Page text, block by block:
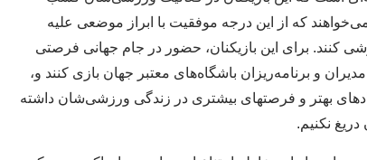
که از این درجه موفقیت با ابراز موضعی علیه
کنند. برای این بازیکنان، حضور در جام جهانی فرصتی
و برنامه‌ریزان باشگاه‌های معتبر جهان بازی کنند و،
بهتر و فرصتهای بیشتری در زندگی ورزشی‌شان داشته
نکنیم.